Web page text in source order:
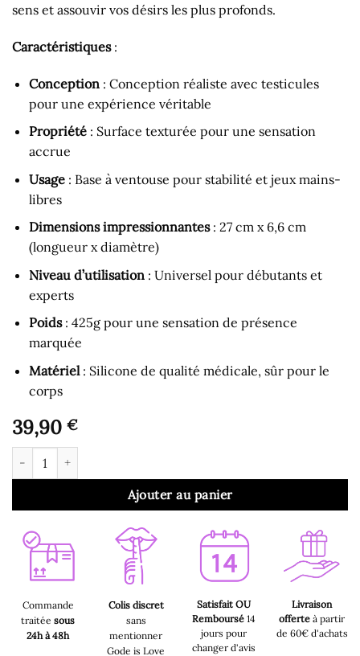
sens et assouvir vos désirs les plus profonds.
Caractéristiques:
Conception: Conception réaliste avec testicules
pour une expérience véritable
Propriété: Surface texturée pour une sensation
accrue
Usage: Base à ventouse pour stabilité et jeux mains-
libres
Dimensions impressionnantes: 27 cm x 6,6 cm
(longueur x diamètre)
Niveau d’utilisation: Universel pour débutants et
experts
Poids: 425g pour une sensation de présence
marquée
Matériel: Silicone de qualité médicale, sûr pour le
corps
39,90 €
quantité de Gode Ventouse - Gode ​​Réaliste Dance Dick avec
Ajouter au panier
Commande
traitée sous
24h à 48h
Colis discret
sans
mentionner
Gode is Love
Satisfait OU
Remboursé14
jours pour
changer d'avis
Livraison
offerte à partir
de 60€ d'achats